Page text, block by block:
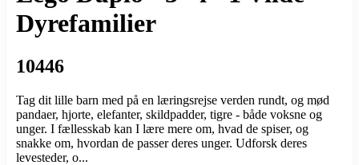
Dyrefamilier
10446
Tag dit lille barn med på en læringsrejse verden rundt, og mød
pandaer, hjorte, elefanter, skildpadder, tigre - både voksne og
unger. I fællesskab kan I lære mere om, hvad de spiser, og
snakke om, hvordan de passer deres unger. Udforsk deres
levesteder, o...